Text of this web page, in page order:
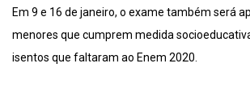
Em 9 e 16 de janeiro, o exame também será
menores que cumprem medida
isentos que faltaram ao Enem 2020.